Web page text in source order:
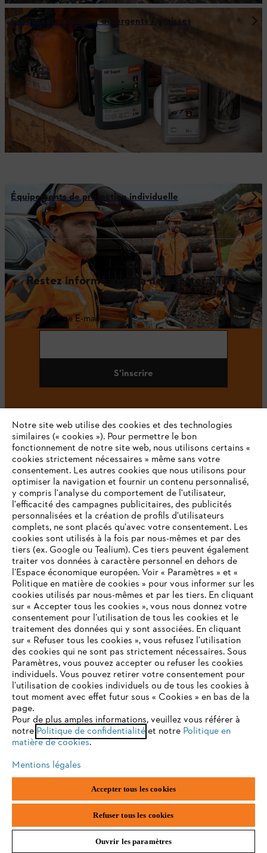
Carburants / huiles / détergents / graisses
Équipements de protection individuelle
Restez informé avec la newsletter STIHL
Adresse E-mail
S'inscrire
#STIHL
L'Entreprise
STIHL FAQ
Contact
Politique de protection des données
Mentions légales Utilisation des cookies
ANDREAS STIHL NV, Veurtstraat 117, 2870 Puurs-Sint-Amands,
België/Belgique
VAT Number: BE 0427.714.768
VOTRE NAVIGATEUR INTERNET
N'EST PLUS PRIS EN CHARGE
Vous utilisez un navigateur Internet que nous ne prenons plus
en charge, et certaines fonctionnalités de notre site ne
peuvent fonctionner correctement. Pour une utilisation
optimale de notre site, nous vous recommandons de passer à
l'un des navigateurs suivants :
firefox chrome
edge
Notre site web utilise des cookies et des technologies
similaires (« cookies »). Pour permettre le bon
fonctionnement de notre site web, nous utilisons certains «
cookies strictement nécessaires » même sans votre
consentement. Les autres cookies que nous utilisons pour
optimiser la navigation et fournir un contenu personnalisé,
y compris l'analyse du comportement de l'utilisateur,
l'efficacité des campagnes publicitaires, des publicités
personnalisées et la création de profils d'utilisateurs
complets, ne sont placés qu'avec votre consentement. Les
cookies sont utilisés à la fois par nous-mêmes et par des
tiers (ex. Google ou Tealium). Ces tiers peuvent également
traiter vos données à caractère personnel en dehors de
l’Espace économique européen. Voir « Paramètres » et «
Politique en matière de cookies » pour vous informer sur les
cookies utilisés par nous-mêmes et par les tiers. En cliquant
sur « Accepter tous les cookies », vous nous donnez votre
consentement pour l’utilisation de tous les cookies et le
traitement des données qui y sont associées. En cliquant
sur « Refuser tous les cookies », vous refusez l'utilisation
des cookies qui ne sont pas strictement nécessaires. Sous
Paramètres, vous pouvez accepter ou refuser les cookies
individuels. Vous pouvez retirer votre consentement pour
l’utilisation de cookies individuels ou de tous les cookies à
tout moment avec effet futur sous « Cookies » en bas de la
page.
Pour de plus amples informations, veuillez vous référer à
notre Politique de confidentialitéet notre Politique en
matière de cookies.
Mentions légales
Accepter tous les cookies
Refuser tous les cookies
Ouvrir les paramètres